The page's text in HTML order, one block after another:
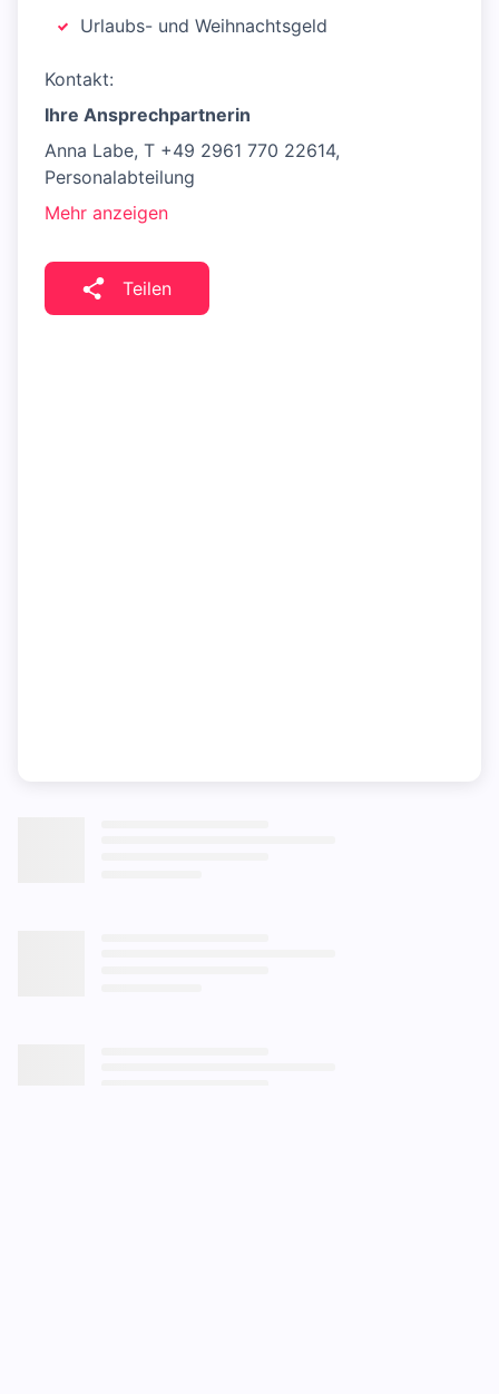
Urlaubs- und Weihnachtsgeld
Kontakt:
Ihre Ansprechpartnerin
Anna Labe, T +49 2961 770 22614,
Personalabteilung
Mehr anzeigen
Teilen